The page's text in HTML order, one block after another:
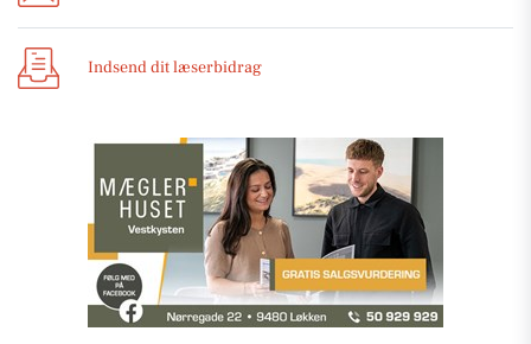
Indsend dit læserbidrag